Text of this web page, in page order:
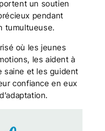
un soutien
pendant
tumultueuse.
où les jeunes
les aident à
saine et les guident
confiance en eux